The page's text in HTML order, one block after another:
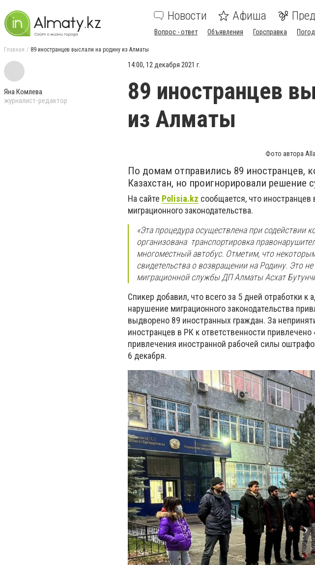
Новости Афиша
Вопрос - ответ Объявления Горсправка
Главная 89 иностранцев выслали на родину из Алматы
Яна Комлева
журналист-редактор
14:00, 12 декабря 2021 г.
89 иностранцев
из Алматы
Фото автора
По домам отправились 89 иностранцев,
Казахстан, но проигнорировали решение
На сайте Polisia.kz сообщается, что
миграционного законодательства.
«Эта процедура осуществлена при содействии
организована транспортировка
многоместный автобус. Отметим, что
свидетельства о возвращении на Родину. Это
миграционной службы ДП Алматы Асхат
Спикер добавил, что всего за 5 дней отработки к
нарушение миграционного законодательства
выдворено 89 иностранных граждан. За
иностранцев в РК к ответственности
привлечения иностранной рабочей силы
6 декабря.